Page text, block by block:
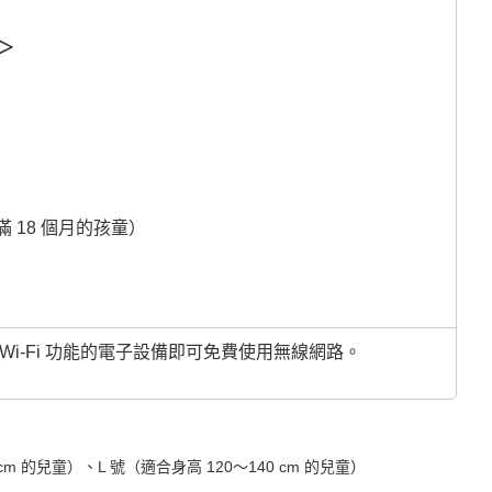
18 個月的孩童）
Fi 功能的電子設備即可免費使用無線網路。
的兒童）、L 號（適合身高 120～140 cm 的兒童）